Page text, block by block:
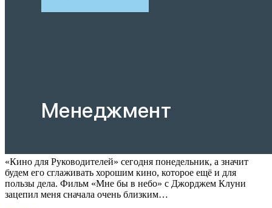
«Кино для Руководителей» сегодня понедельник, а значит
будем его сглаживать хорошим кино, которое ещё и для
пользы дела. Фильм «Мне бы в небо» с Джорджем Клуни
зацепил меня сначала очень близким…